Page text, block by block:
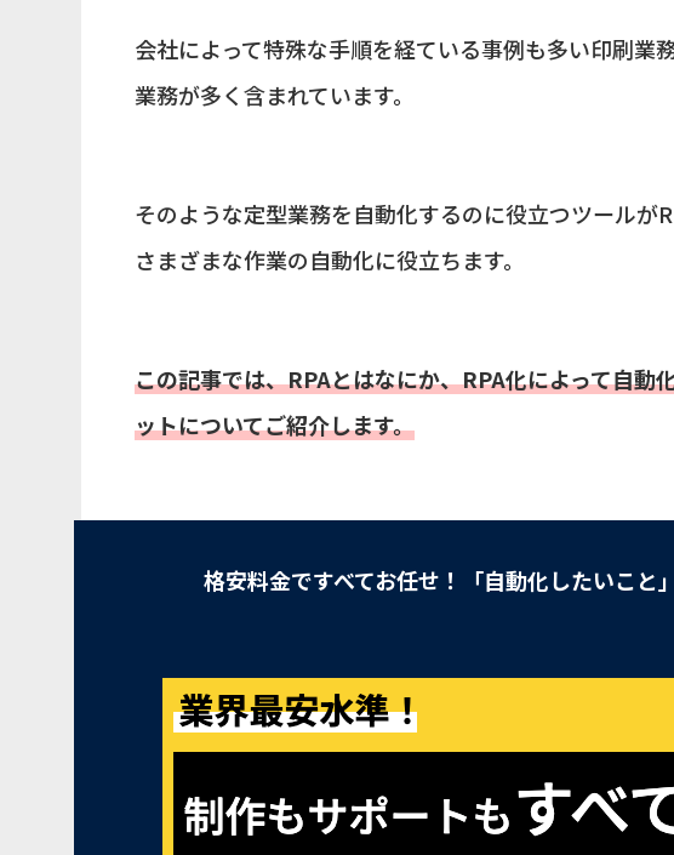
会社によって特殊な手順を経ている事例も多い印刷業
業務が多く含まれています。
そのような定型業務を自動化するのに役立つツールが
さまざまな作業の自動化に役立ちます。
この記事では、RPAとはなにか、RPA化によって自
ットについてご紹介します。
格安料金ですべてお任せ！「自動化したいこと